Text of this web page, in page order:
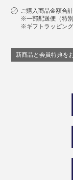
り。ほうじ茶パ
混ぜて、炭酸（
スオレンジを添
ご購入商品金額合
※一部配送便（特
※ギフトラッピン
新商品と会員特典を